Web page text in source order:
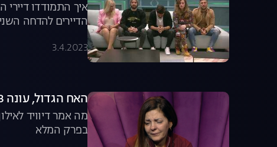
איך התמודדו
הדיירים להדחה
3.4.2023
האח הגדול, עונה 3, פרק 10: מה גרם לזהבה להישבר?
מה אמר דיוויד
בפרק המלא